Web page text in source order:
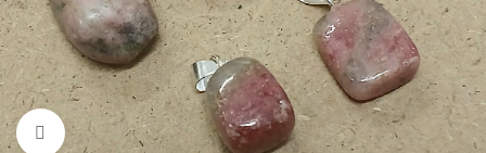
Haga clic para ampliar